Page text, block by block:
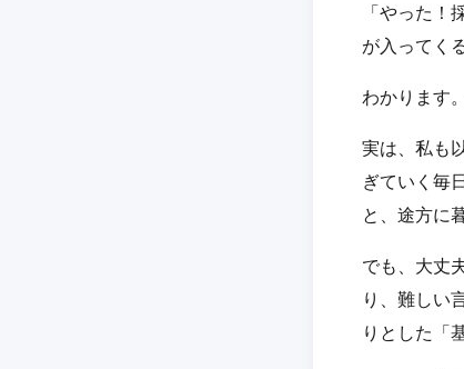
「やった
が入ってく
わかります
実は、私も
ぎていく毎
と、途方に
でも、大丈
り、難しい
りとした「